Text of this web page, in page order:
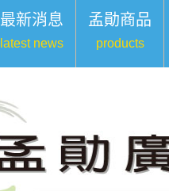
最新消息
latest news
孟勛商品
products